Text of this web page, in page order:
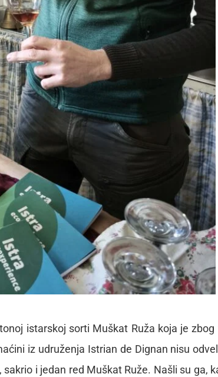
istarskoj sorti Muškat Ruža koja je zbog
iz udruženja Istrian de Dignan nisu
i jedan red Muškat Ruže. Našli su ga,